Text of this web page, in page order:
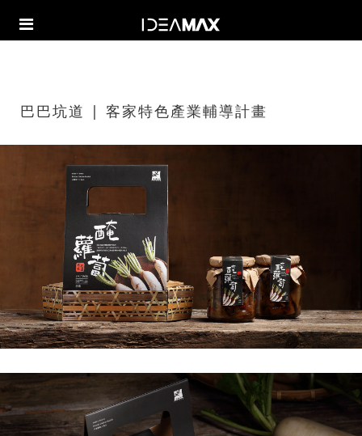
巴巴坑道 | 客家特色產業輔導計畫